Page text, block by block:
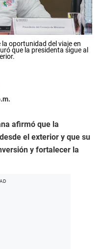
oportunidad del viaje en
que la presidenta sigue al
afirmó que la
el exterior y que su
y fortalecer la